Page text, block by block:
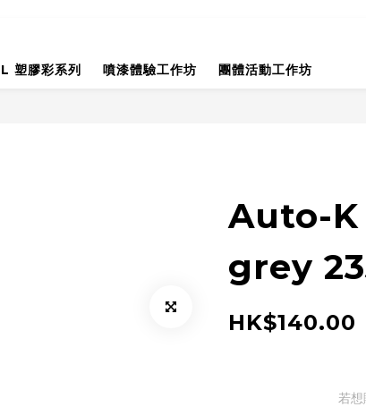
塑膠彩系列 噴漆體驗工作坊 團體活動工作坊
Auto-
grey
HK$140.00
若想